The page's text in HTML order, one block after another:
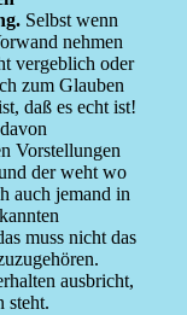
Selbst wenn
nehmen
vergeblich oder
zum Glauben
daß es echt ist!
Vorstellungen
der weht wo
auch jemand in
muss nicht das
ausbricht,
steht.